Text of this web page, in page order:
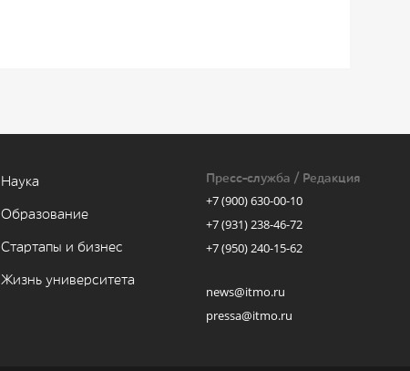
Наука
Образование
Стартапы и бизнес
Жизнь университета
Пресс-служба / Редакция
+7 (900) 630-00-10
+7 (931) 238-46-72
+7 (950) 240-15-62
news@itmo.ru
pressa@itmo.ru